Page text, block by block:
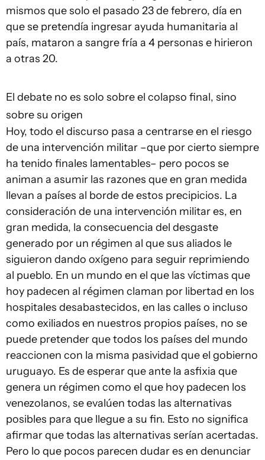
mismos que solo el pasado 23 de febrero, día en
que se pretendía ingresar ayuda humanitaria al
país, mataron a sangre fría a 4 personas e hirieron
a otras 20.
El debate no es solo sobre el colapso final, sino
sobre su origen
Hoy, todo el discurso pasa a centrarse en el riesgo
de una intervención militar –que por cierto siempre
ha tenido finales lamentables– pero pocos se
animan a asumir las razones que en gran medida
llevan a países al borde de estos precipicios. La
consideración de una intervención militar es, en
gran medida, la consecuencia del desgaste
generado por un régimen al que sus aliados le
siguieron dando oxígeno para seguir reprimiendo
al pueblo. En un mundo en el que las víctimas que
hoy padecen al régimen claman por libertad en los
hospitales desabastecidos, en las calles o incluso
como exiliados en nuestros propios países, no se
puede pretender que todos los países del mundo
reaccionen con la misma pasividad que el gobierno
uruguayo. Es de esperar que ante la asfixia que
genera un régimen como el que hoy padecen los
venezolanos, se evalúen todas las alternativas
posibles para que llegue a su fin. Esto no significa
afirmar que todas las alternativas serían acertadas.
Pero lo que pocos parecen dudar es en denunciar